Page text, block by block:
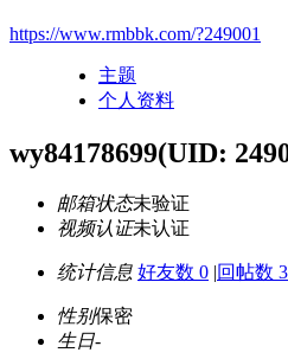
https://www.rmbbk.com/?249001
主题
个人资料
wy84178699(UID:
邮箱状态未验证
视频认证未认证
统计信息 好友数 0 |回帖数
性别保密
生日-